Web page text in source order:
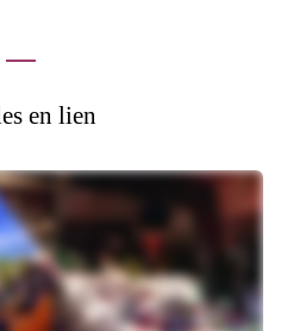
en lien